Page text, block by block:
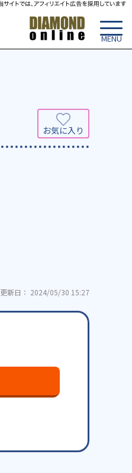
新日： 2024/05/30 15:27